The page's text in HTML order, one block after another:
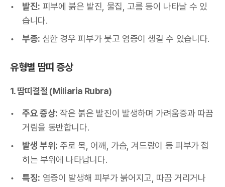
발진: 피부에 붉은 발진, 물집, 고름 등이 나타날 수 있
습니다.
부종: 심한 경우 피부가 붓고 염증이 생길 수 있습니다.
유형별 땀띠 증상
1. 땀띠결절 (Miliaria Rubra)
주요 증상: 작은 붉은 발진이 발생하며 가려움증과 따끔
거림을 동반합니다.
발생 부위: 주로 목, 어깨, 가슴, 겨드랑이 등 피부가 접
히는 부위에 나타납니다.
특징: 염증이 발생해 피부가 붉어지고, 따끔 거리거나